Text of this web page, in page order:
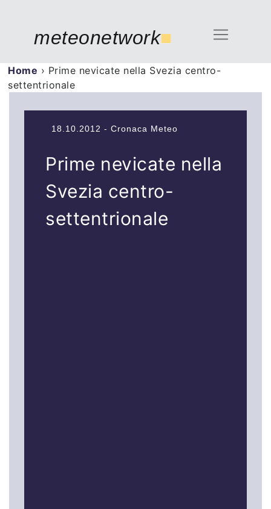
meteonetwork■
Home › Prime nevicate nella Svezia centro-
settentrionale
18.10.2012 - Cronaca Meteo
Prime nevicate nella
Svezia centro-
settentrionale